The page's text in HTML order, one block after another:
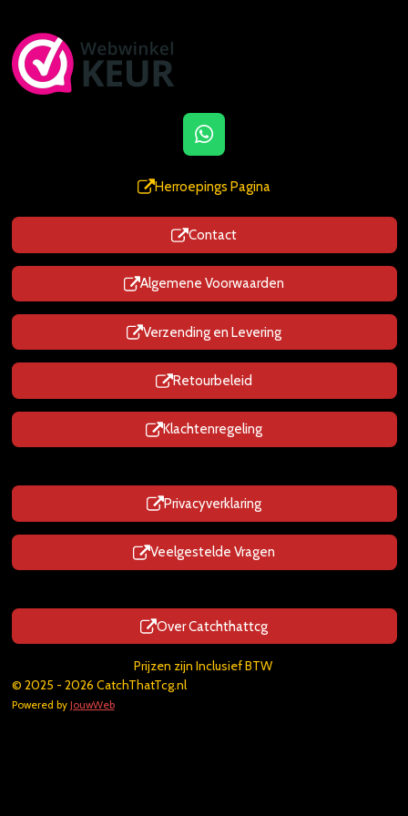
W
h
a
s
A
p
p
Herroepings Pagina
Contact
Algemene Voorwaarden
Verzending en Levering
Retourbeleid
Klachtenregeling
Privacyverklaring
Veelgestelde Vragen
Over Catchthattcg
Prijzen zijn Inclusief BTW
© 2025 - 2026 CatchThatTcg.nl
Powered by JouwWeb